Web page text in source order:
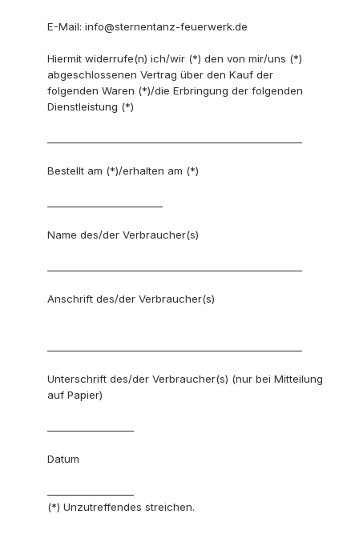
E-Mail: info@sternentanz-feuerwerk.de
Hiermit widerrufe(n) ich/wir (*) den von mir/uns (*)
abgeschlossenen Vertrag über den Kauf der
folgenden Waren (*)/die Erbringung der folgenden
Dienstleistung (*)
Bestellt am (*)/erhalten am (*)
Name des/der Verbraucher(s)
Anschrift des/der Verbraucher(s)
Unterschrift des/der Verbraucher(s) (nur bei Mitteilung
auf Papier)
Datum
(*) Unzutreffendes streichen.